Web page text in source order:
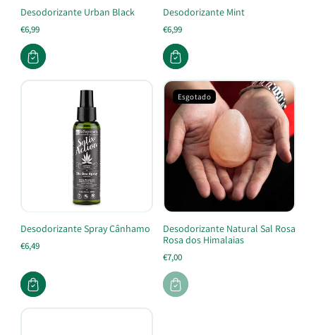
Desodorizante Urban Black
€6,99
Desodorizante Mint
€6,99
Desodorizante Spray Cânhamo
€6,49
Esgotado
Desodorizante Natural Sal Rosa
Rosa dos Himalaias
€7,00